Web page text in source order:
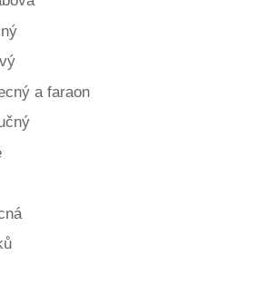
a faraon